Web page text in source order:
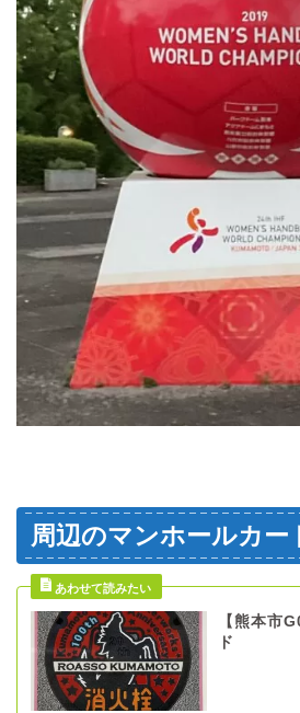
周辺のマンホールカー
【熊本市
ド